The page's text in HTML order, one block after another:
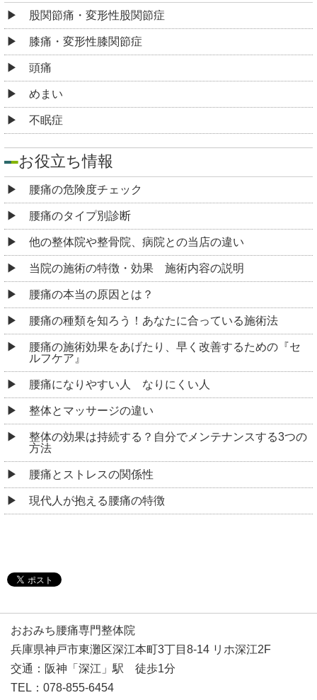
股関節痛・変形性股関節症
膝痛・変形性膝関節症
頭痛
めまい
不眠症
お役立ち情報
腰痛の危険度チェック
腰痛のタイプ別診断
他の整体院や整骨院、病院との当店の違い
当院の施術の特徴・効果 施術内容の説明
腰痛の本当の原因とは？
腰痛の種類を知ろう！あなたに合っている施術法
腰痛の施術効果をあげたり、早く改善するための『セ
ルフケア』
腰痛になりやすい人 なりにくい人
整体とマッサージの違い
整体の効果は持続する？自分でメンテナンスする3つの
方法
腰痛とストレスの関係性
現代人が抱える腰痛の特徴
おおみち腰痛専門整体院
兵庫県神戸市東灘区深江本町3丁目8-14 リホ深江2F
交通：阪神「深江」駅 徒歩1分
TEL：078-855-6454